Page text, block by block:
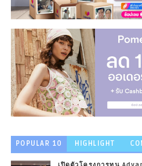
POPULAR 10
HIGHLIGHT